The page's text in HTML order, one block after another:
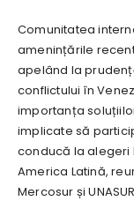
Comunitatea
amenințările
apelând la
conflictului în
importanța
implicate să
conducă la alegeri
America Latină,
Mercosur și